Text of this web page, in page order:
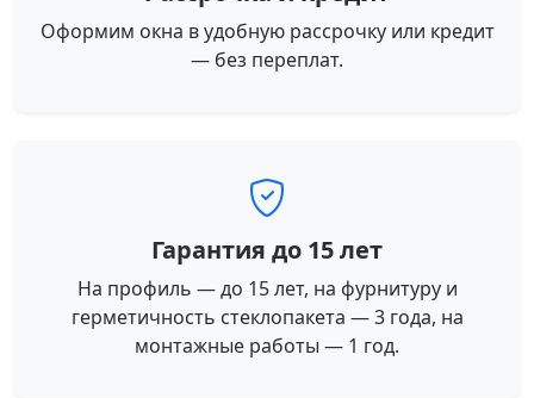
Оформим окна в удобную рассрочку или кредит
— без переплат.
Гарантия до 15 лет
На профиль — до 15 лет, на фурнитуру и
герметичность стеклопакета — 3 года, на
монтажные работы — 1 год.